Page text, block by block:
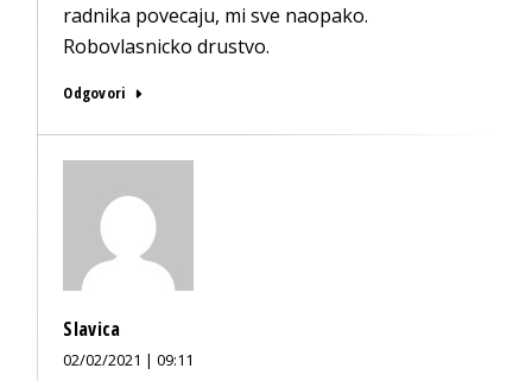
radnika povecaju, mi sve naopako.
Robovlasnicko drustvo.
Odgovori
Slavica
02/02/2021 | 09:11